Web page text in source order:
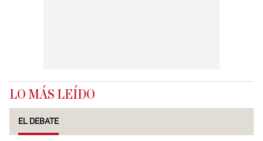
LO MÁS LEÍDO
EL DEBATE